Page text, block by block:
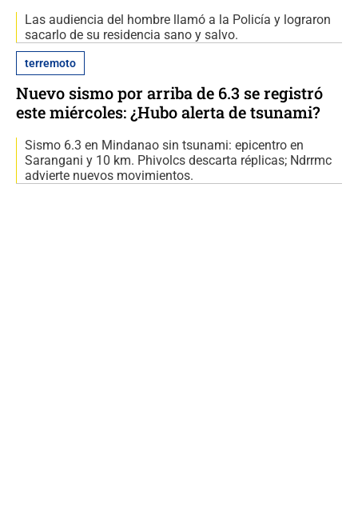
Las audiencia del hombre llamó a la Policía y lograron
sacarlo de su residencia sano y salvo.
terremoto
Nuevo sismo por arriba de 6.3 se registró
este miércoles: ¿Hubo alerta de tsunami?
Sismo 6.3 en Mindanao sin tsunami: epicentro en
Sarangani y 10 km. Phivolcs descarta réplicas; Ndrrmc
advierte nuevos movimientos.